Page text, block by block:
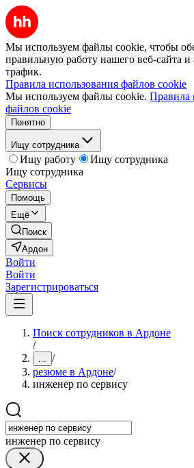
Мы используем файлы cookie, чтобы
правильную работу нашего веб-сайта и
трафик.
Правила использования файлов cookie
Мы используем файлы cookie. Правила
файлов cookie
Понятно
Ищу сотрудника
Ищу работу
Ищу сотрудника
Ищу сотрудника
Сервисы
Помощь
Ещё
Поиск
Ардон
Войти
Войти
Зарегистрироваться
Поиск сотрудников в Ардоне
/
... /
резюме в Ардоне/
инженер по сервису
инженер по сервису